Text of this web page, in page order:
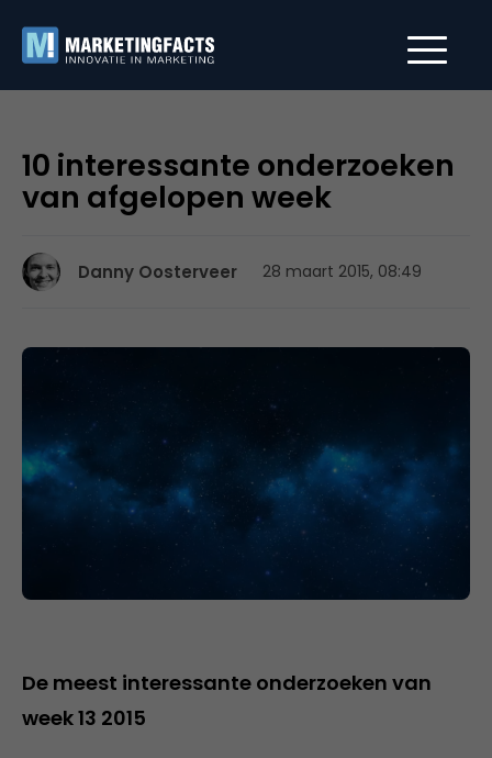
10 interessante onderzoeken
van afgelopen week
Danny Oosterveer 28 maart 2015, 08:49
De meest interessante onderzoeken van
week 13 2015